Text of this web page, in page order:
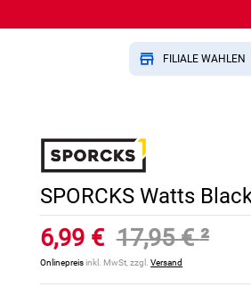
FILIALE WÄHLEN
SPORCKS Watts
6,99 € 17,95 €²
Onlinepreisinkl. MwSt, zzgl.Versand